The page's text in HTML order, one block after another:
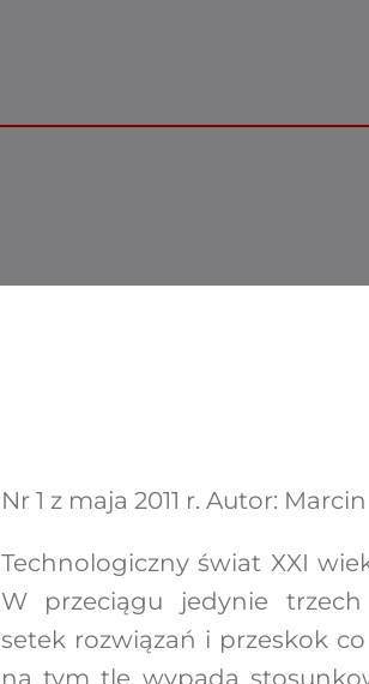
Nr 1 z maja 2011 r. Autor:
Technologiczny świat XXI
W przeciągu jedynie
setek rozwiązań i przeskok
na tym tle wypada